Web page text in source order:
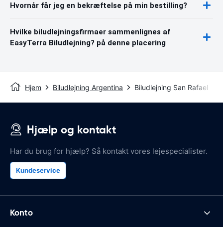
Hvornår får jeg en bekræftelse på min bestilling?
Hvilke biludlejningsfirmaer sammenlignes af
EasyTerra Biludlejning? på denne placering
Hjem Biludlejning Argentina Biludlejning San Rafael
Hjælp og kontakt
Har du brug for hjælp? Så kontakt vores lejespecialister.
Kundeservice
Konto